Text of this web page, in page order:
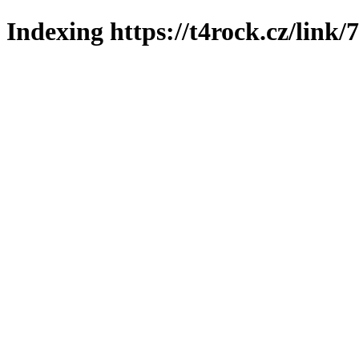
Indexing https://t4rock.cz/link/